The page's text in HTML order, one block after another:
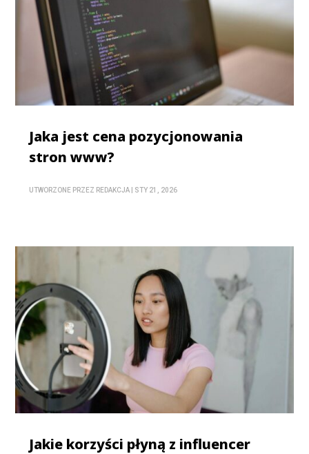
Jaka jest cena pozycjonowania
stron www?
UTWORZONE PRZEZ REDAKCJA STY 21, 2026
Jakie korzyści płyną z influencer